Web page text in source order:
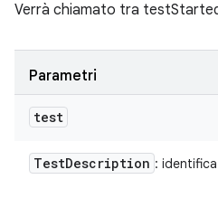
Verrà chiamato tra
Parametri
test
TestDescription :